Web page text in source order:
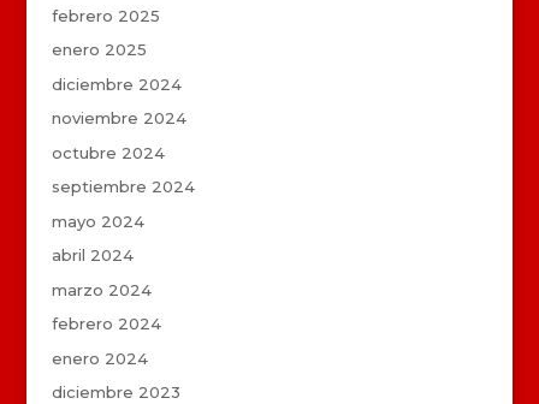
febrero 2025
enero 2025
diciembre 2024
noviembre 2024
octubre 2024
septiembre 2024
mayo 2024
abril 2024
marzo 2024
febrero 2024
enero 2024
diciembre 2023